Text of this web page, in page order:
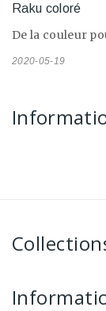
Raku coloré
De la couleur
2020-05-19